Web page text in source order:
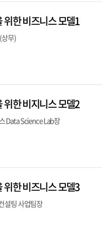
한 비즈니스 모델1
무)
한 비지니스 모델2
Data Science Lab장
한 비즈니스 모델3
설팅 사업팀장